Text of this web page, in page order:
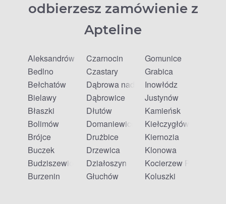
odbierzesz zamówienie z
Apteline
Aleksandrów
Bedlno
Bełchatów
Bielawy
Błaszki
Bolimów
Brójce
Buczek
Budziszewice
Burzenin
Czarnocin
Czastary
Dąbrowa nad Czarną
Dąbrowice
Dłutów
Domaniewice
Drużbice
Drzewica
Działoszyn
Głuchów
Gomunice
Grabica
Inowłódz
Justynów
Kamieńsk
Kiełczygłów
Kiernozia
Klonowa
Kocierzew
Koluszki